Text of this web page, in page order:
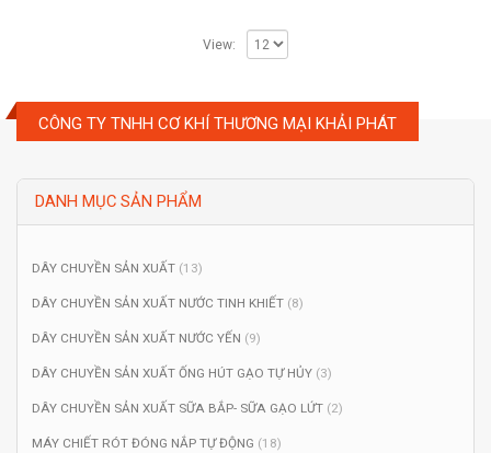
View:
CÔNG TY TNHH CƠ KHÍ THƯƠNG MẠI KHẢI PHÁT
DANH MỤC SẢN PHẨM
DÂY CHUYỀN SẢN XUẤT (13)
DÂY CHUYỀN SẢN XUẤT NƯỚC TINH KHIẾT (8)
DÂY CHUYỀN SẢN XUẤT NƯỚC YẾN (9)
DÂY CHUYỀN SẢN XUẤT ỐNG HÚT GẠO TỰ HỦY (3)
DÂY CHUYỀN SẢN XUẤT SỮA BẮP- SỮA GẠO LỨT (2)
MÁY CHIẾT RÓT ĐÓNG NẮP TỰ ĐỘNG (18)